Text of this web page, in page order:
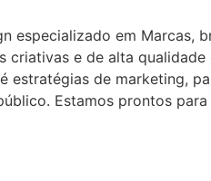
especializado em Marcas,
criativas e de alta
estratégias de marketing,
Estamos prontos